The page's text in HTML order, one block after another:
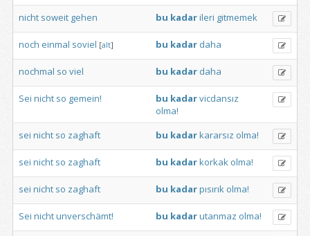
nicht soweit gehen bu kadarileri gitmemek
noch einmal soviel [alt] bu kadar daha
nochmal so viel bu kadar daha
Sei nicht so gemein! bu kadarvicdansız
olma!
sei nicht so zaghaft bu kadarkararsız olma!
sei nicht so zaghaft bu kadarkorkak olma!
sei nicht so zaghaft bu kadarpısırık olma!
Sei nichtunverschämt! bu kadarutanmaz olma!